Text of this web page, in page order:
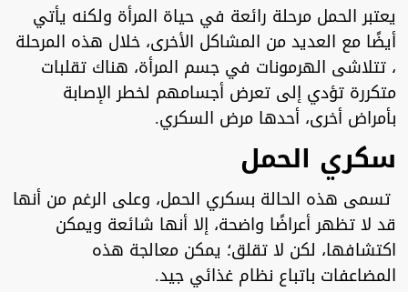
يعتبر الحمل مرحلة رائعة في حياة المرأة ولكنه يأتي
أيضًا مع العديد من المشاكل الأخرى، خلال هذه المرحلة
، تتلاشى الهرمونات في جسم المرأة، هناك تقلبات
متكررة تؤدي إلى تعرض أجسامهم لخطر الإصابة
بأمراض أخرى، أحدها مرض السكري.
سكري الحمل
تسمى هذه الحالة بسكري الحمل، وعلى الرغم من أنها
قد لا تظهر أعراضًا واضحة، إلا أنها شائعة ويمكن
اكتشافها، لكن لا تقلق؛ يمكن معالجة هذه
المضاعفات باتباع نظام غذائي جيد.